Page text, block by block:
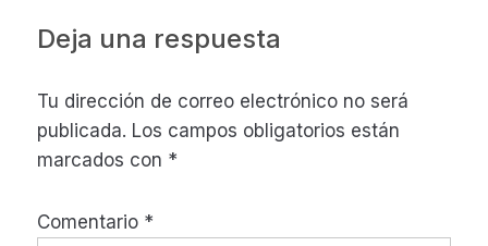
Interacciones
los
lectores
Deja una respuesta
Tu dirección de correo electrónico no será
publicada. Los campos obligatorios están
marcados con *
Comentario *